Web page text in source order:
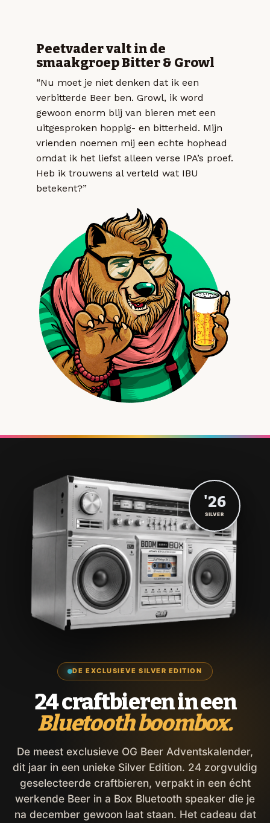
Peetvader valt in de
smaakgroep Bitter & Growl
“Nu moet je niet denken dat ik een
verbitterde Beer ben. Growl, ik word
gewoon enorm blij van bieren met een
uitgesproken hoppig- en bitterheid. Mijn
vrienden noemen mij een echte hophead
omdat ik het liefst alleen verse IPA’s proef.
Heb ik trouwens al verteld wat IBU
betekent?”
DE EXCLUSIEVE SILVER EDITION
24 craftbieren in een
Bluetooth boombox.
De meest exclusieve OG Beer Adventskalender,
dit jaar in een unieke Silver Edition. 24 zorgvuldig
geselecteerde craftbieren, verpakt in een écht
werkende Beer in a Box Bluetooth speaker die je
na december gewoon laat staan. Het cadeau dat
'26
SILVER